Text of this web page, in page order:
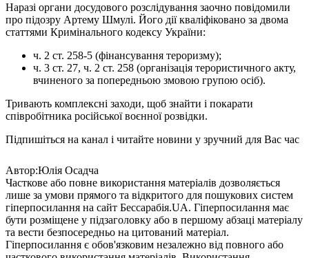
Наразі органи досудового розслідування заочно повідомили
про підозру Артему Шмулі. Його дії кваліфіковано за двома
статтями Кримінального кодексу України:
ч. 2 ст. 258-5 (фінансування тероризму);
ч. 3 ст. 27, ч. 2 ст. 258 (організація терористичного акту,
вчиненого за попередньою змовою групою осіб).
Тривають комплексні заходи, щоб знайти і покарати
співробітника російської воєнної розвідки.
Підпишіться на канал і читайте новини у зручний для Вас час
Автор:Юлія Осадча
Часткове або повне використання матеріалів дозволяється
лише за умови прямого та відкритого для пошукових систем
гіперпосилання на сайт Бессарабія.UA. Гіперпосилання має
бути розміщене у підзаголовку або в першому абзаці матеріалу
та вести безпосередньо на цитований матеріал.
Гіперпосилання є обов'язковим незалежно від повного або